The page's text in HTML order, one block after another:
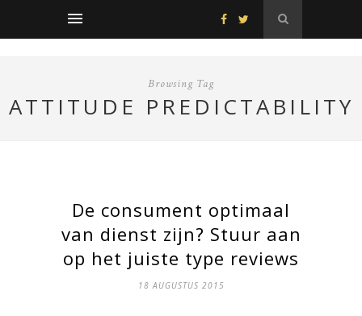
Browsing Tag
ATTITUDE PREDICTABILITY
De consument optimaal
van dienst zijn? Stuur aan
op het juiste type reviews
18 AUGUSTUS 2015